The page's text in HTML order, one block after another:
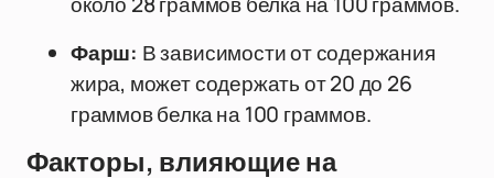
Фарш: В зависимости от содержания
жира, может содержать от 20 до 26
граммов белка на 100 граммов.
Факторы, влияющие на